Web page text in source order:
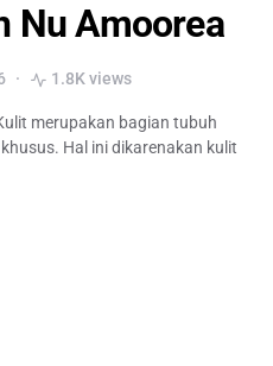
Nu Amoorea
1.8K views
merupakan bagian tubuh
Hal ini dikarenakan kulit